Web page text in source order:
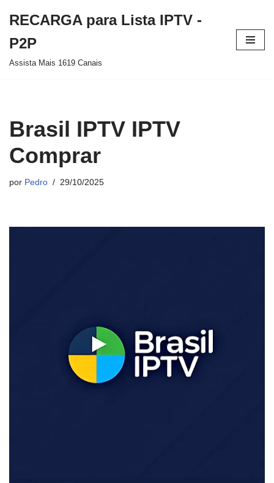
para
o
RECARGA para Lista IPTV -
P2P
Assista Mais 1619 Canais
Brasil IPTV IPTV
Comprar
por Pedro 29/10/2025